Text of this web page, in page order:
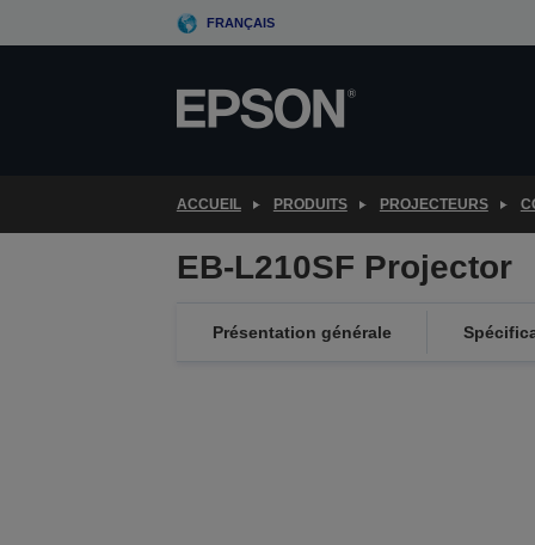
to
FRANÇAIS
ACCUEIL PRODUITS PROJECTEURS
EB-L210SF Projector
Présentation générale